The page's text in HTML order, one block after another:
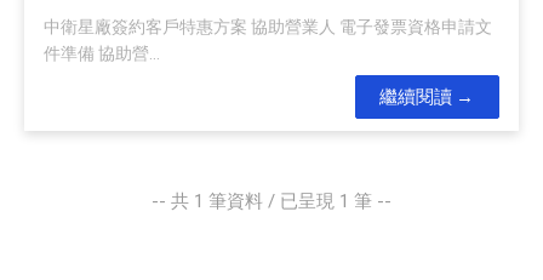
中衛星廠簽約客戶特惠方案 協助營業人 電子發票資格申請文
件準備 協助營...
繼續閱讀
-- 共 1 筆資料 / 已呈現 1 筆 --